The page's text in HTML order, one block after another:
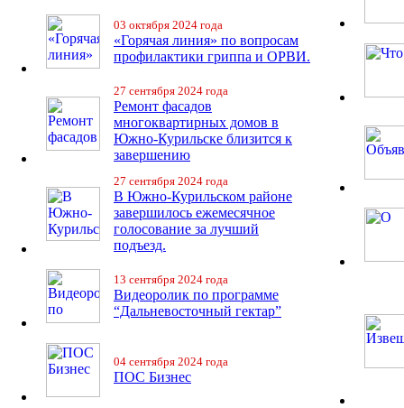
03 октября 2024 года
«Горячая линия» по вопросам
профилактики гриппа и ОРВИ.
27 сентября 2024 года
Ремонт фасадов
многоквартирных домов в
Южно-Курильске близится к
завершению
27 сентября 2024 года
В Южно-Курильском районе
завершилось ежемесячное
голосование за лучший
подъезд.
13 сентября 2024 года
Видеоролик по программе
“Дальневосточный гектар”
04 сентября 2024 года
ПОС Бизнес